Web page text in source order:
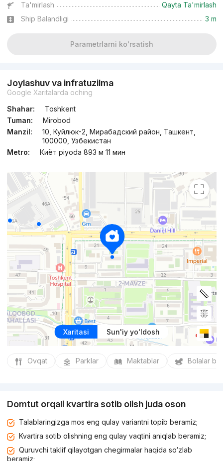
Ta'mirlash
Qayta Ta'mirlash
Ship Balandligi
3 m
Parametrlarni ko'rsatish
Joylashuv va infratuzilma
Google Xaritalarda oching
Shahar:
Toshkent
Tuman:
Mirobod
Manzil:
10, Куйлюк-2, Мирабадский район, Ташкент,
100000, Узбекистан
Metro:
Киёт piyoda 893 м 11 мин
Xaritasi Sun'iy yo'ldosh
Ovqat Parklar Maktablar Bolalar
Domtut orqali kvartira sotib olish juda oson
Talablaringizga mos eng qulay variantni topib beramiz;
Kvartira sotib olishning eng qulay vaqtini aniqlab beramiz;
Quruvchi taklif qilayotgan chegirmalar haqida so‘zlab
beramiz;